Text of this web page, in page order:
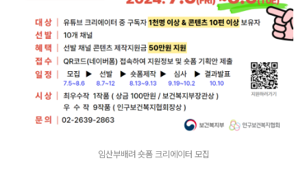
임산부배려 숏폼 크리에이터 모집